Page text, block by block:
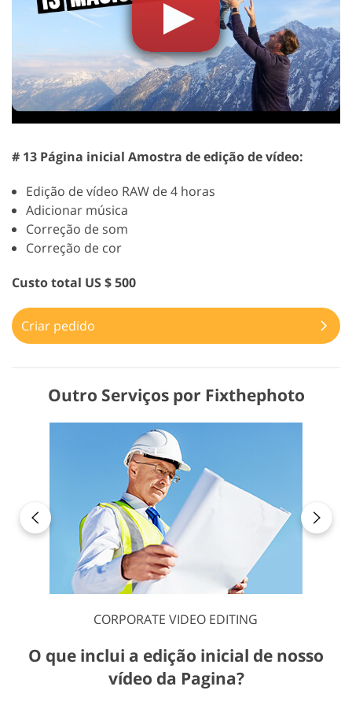
# 13 Página inicial Amostra de edição de vídeo:
Edição de vídeo RAW de 4 horas
Adicionar música
Correção de som
Correção de cor
Custo total US $ 500
Criar pedido
Outro Serviços por Fixthephoto
CORPORATE VIDEO EDITING
O que inclui a edição inicial de nosso
vídeo da Pagina?